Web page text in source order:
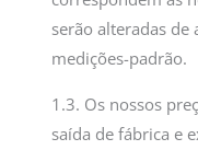
serão alteradas de
medições-padrão.
1.3. Os nossos
saída de fábrica e